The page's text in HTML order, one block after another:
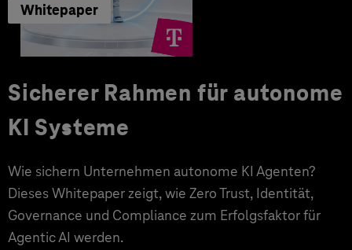
Whitepaper
Sicherer Rahmen für autonome
KI Systeme
Wie sichern Unternehmen autonome KI Agenten?
Dieses Whitepaper zeigt, wie Zero Trust, Identität,
Governance und Compliance zum Erfolgsfaktor für
Agentic AI werden.